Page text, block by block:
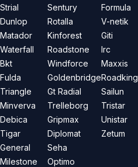
Strial
Dunlop
Matador
Waterfall
Bkt
Fulda
Triangle
Minverva
Debica
Tigar
General
Milestone
Sentury
Rotalla
Kinforest
Roadstone
Windforce
Goldenbridge
Gt Radial
Trelleborg
Gripmax
Diplomat
Seha
Optimo
Formula
V-netik
Giti
Irc
Maxxis
Roadking
Sailun
Tristar
Unistar
Zetum